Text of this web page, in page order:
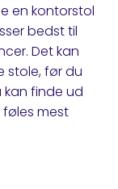
en kontorstol
bedst til
Det kan
stole, før du
finde ud
mest